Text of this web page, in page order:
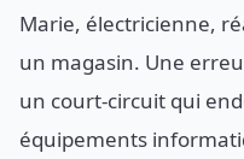
Marie, électricienne,
un magasin. Une
un court-circuit qui
équipements